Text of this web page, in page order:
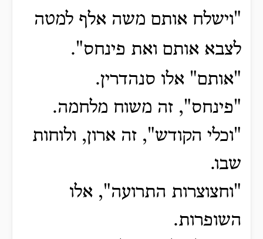
"וישלח אותם משה אלף למטה
לצבא אותם ואת פינחס".
"אותם" אלו סנהדרין.
"פינחס", זה משוח מלחמה.
"וכלי הקודש", זה ארון, ולוחות
שבו.
"וחצוצרות התרועה", אלו
השופרות.